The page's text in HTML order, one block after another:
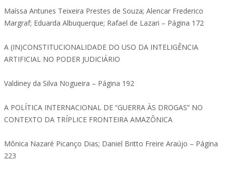
Maíssa Antunes Teixeira Prestes de Souza; Alencar Frederico
Margraf; Eduarda Albuquerque; Rafael de Lazari – Página 172
A (IN)CONSTITUCIONALIDADE DO USO DA INTELIGÊNCIA
ARTIFICIAL NO PODER JUDICIÁRIO
Valdiney da Silva Nogueira – Página 192
A POLÍTICA INTERNACIONAL DE “GUERRA ÀS DROGAS” NO
CONTEXTO DA TRÍPLICE FRONTEIRA AMAZÔNICA
Mônica Nazaré Picanço Dias; Daniel Britto Freire Araújo – Página
223